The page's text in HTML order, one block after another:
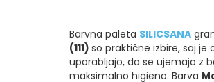
Barvna paleta SILICSANA
(111) so praktične izbire, saj je
uporabljajo, da se ujemajo z
maksimalno higieno. Barva